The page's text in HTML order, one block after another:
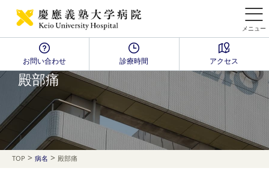
メニュー
お問い合わせ 診療時間 アクセス
Disease Name Search
殿部痛
TOP > 病名 > 殿部痛